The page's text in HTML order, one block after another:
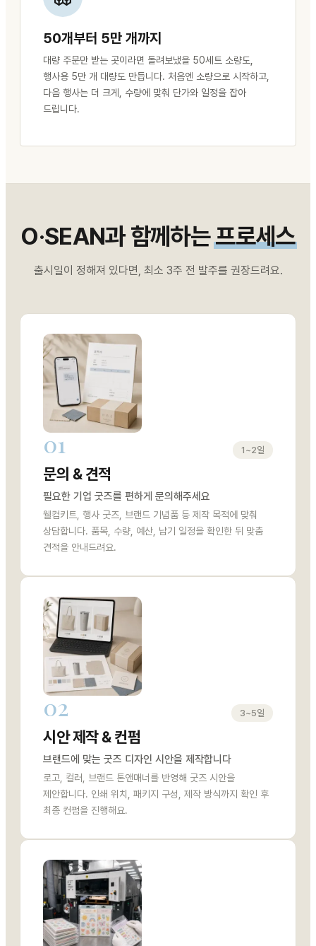
50개부터 5만 개까지
대량 주문만 받는 곳이라면 돌려보냈을 50세트 소량도,
행사용 5만 개 대량도 만듭니다. 처음엔 소량으로 시작하고,
다음 행사는 더 크게, 수량에 맞춰 단가와 일정을 잡아
드립니다.
O·SEAN과 함께하는프로세스
출시일이 정해져 있다면, 최소 3주 전 발주를 권장드려요.
01 1~2일
문의 & 견적
필요한 기업 굿즈를 편하게 문의해주세요
웰컴키트, 행사 굿즈, 브랜드 기념품 등 제작 목적에 맞춰
상담합니다. 품목, 수량, 예산, 납기 일정을 확인한 뒤 맞춤
견적을 안내드려요.
02 3~5일
시안 제작 & 컨펌
브랜드에 맞는 굿즈 디자인 시안을 제작합니다
로고, 컬러, 브랜드 톤앤매너를 반영해 굿즈 시안을
제안합니다. 인쇄 위치, 패키지 구성, 제작 방식까지 확인 후
최종 컨펌을 진행해요.